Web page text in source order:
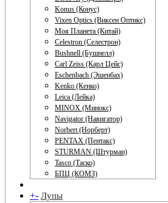
Konus (Конус)
Vixen Optics (Виксен Оптикс)
Моя Планета (Китай)
Celestron (Селестрон)
Bushnell (Бушнелл)
Carl Zeiss (Карл Цейс)
Eschenbach (Эшенбах)
Kenko (Кенко)
Leica (Лейка)
MINOX (Минокс)
Navigator (Навигатор)
Norbert (Норберт)
PENTAX (Пентакс)
STURMAN (Штурман)
Tasco (Таско)
БПЦ (КОМЗ)
+- Лупы